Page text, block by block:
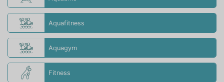
Aquafitness
Aquagym
Fitness